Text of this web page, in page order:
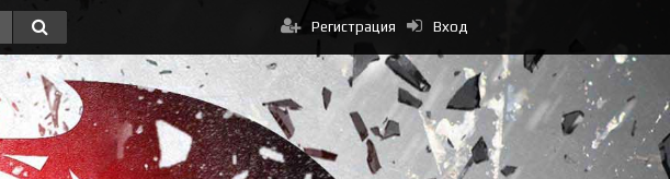
Вход
Регистрация